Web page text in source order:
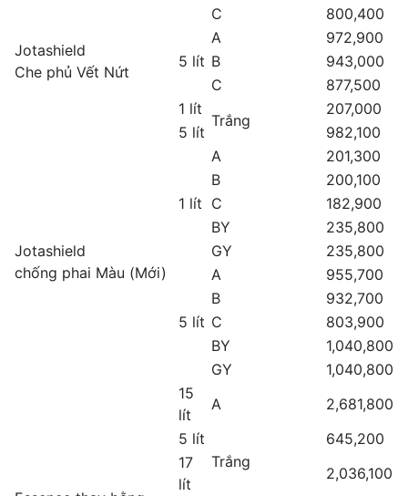
C
800,400
Jotashield
Che phủ Vết Nứt
5 lít
A
972,900
B
943,000
C
877,500
Jotashield
chống phai Màu (Mới)
1 lít
Trắng
207,000
5 lít
982,100
1 lít
A
201,300
B
200,100
C
182,900
BY
235,800
GY
235,800
5 lít
A
955,700
B
932,700
C
803,900
BY
1,040,800
GY
1,040,800
15
lít
A 2,681,800
5 lít
Trắng
645,200
17
lít
2,036,100